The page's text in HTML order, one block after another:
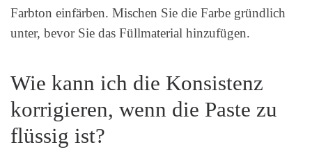
Farbton einfärben. Mischen Sie die Farbe gründlich
unter, bevor Sie das Füllmaterial hinzufügen.
Wie kann ich die Konsistenz
korrigieren, wenn die Paste zu
flüssig ist?